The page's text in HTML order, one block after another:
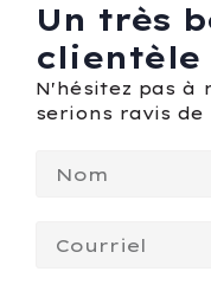
Un très
clientèle
N'hésitez pas à
serions ravis